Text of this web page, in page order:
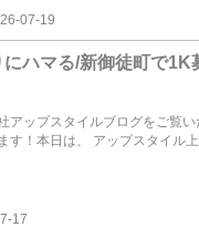
07-19
にハマる/新御徒町で1K
アップスタイルブログをご覧い
す！本日は、 アップスタイル
17